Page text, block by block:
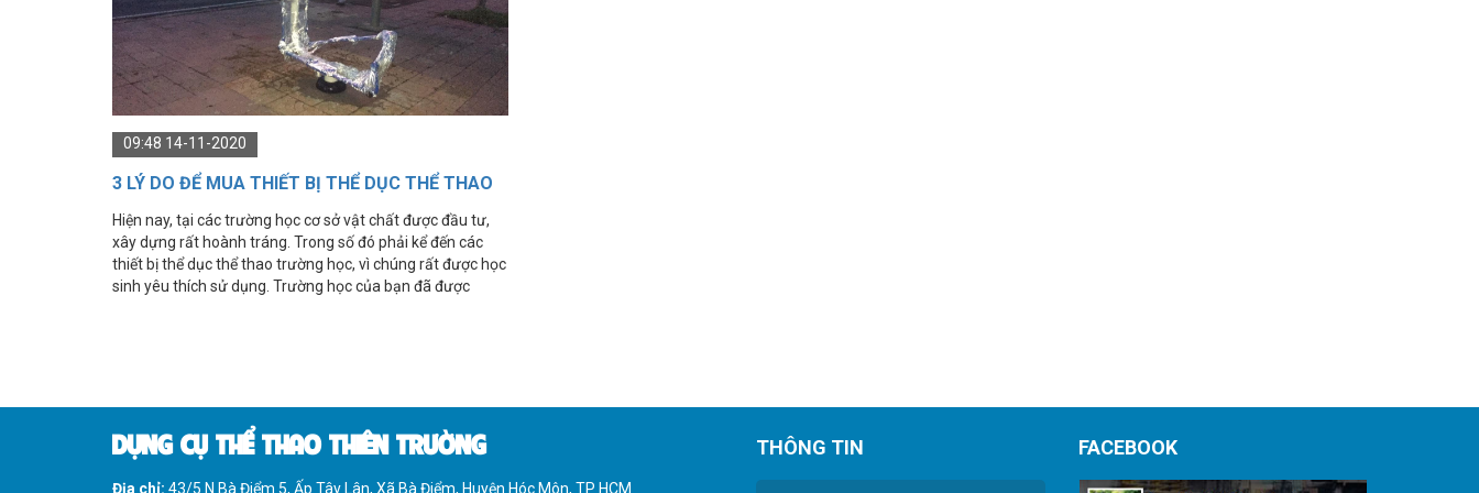
THIẾT BỊ PHÒNG GYM THIÊN
TRƯỜNG
CỎ NHÂN TẠO
09:48 14-11-2020
3 LÝ DO ĐỂ MUA THIẾT BỊ THỂ DỤC THỂ THAO
TRƯỜNG HỌC NGAY LẬP TỨC
Hiện nay, tại các trường học cơ sở vật chất được đầu tư,
xây dựng rất hoành tráng. Trong số đó phải kể đến các
thiết bị thể dục thể thao trường học, vì chúng rất được học
sinh yêu thích sử dụng. Trường học của bạn đã được
DỤNG CỤ THỂ THAO THIÊN TRƯỜNG
Địa chỉ: 43/5 N Bà Điểm 5, Ấp Tây Lân, Xã Bà Điểm, Huyện Hóc Môn, TP HCM
THÔNG TIN FACEBOOK